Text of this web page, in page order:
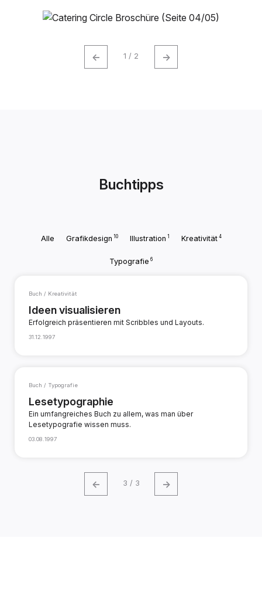
← 1 / 2 →
Buchtipps
Alle Grafikdesign 10 Illustration 1 Kreativität4
Typografie 6
Buch / Kreativität
Ideen visualisieren
Erfolgreich präsentieren mit Scribbles und Layouts.
31.12.1997
Buch / Typografie
Lesetypographie
Ein umfangreiches Buch zu allem, was man über
Lesetypografie wissen muss.
03.08.1997
← 3 / 3 →